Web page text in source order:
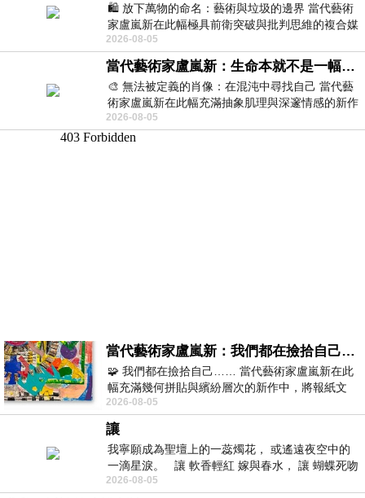
🛍️ 放下萬物的命名：藝術與垃圾的邊界 當代藝術
家盧嵐新在此幅極具前衛突破與批判思維的複合媒
材新作中，直接將被大眾定義為廢棄物
2026-08-05
當代藝術家盧嵐新：生命本就不是一幅能被定義的肖像，在混亂與交疊中拼湊完整的靈魂
🎨 無法被定義的肖像：在混沌中尋找自己 當代藝
術家盧嵐新在此幅充滿抽象肌理與深邃情感的新作
中，以灰白為基底，交織著塗抹、刮擦與
2026-08-05
當代藝術家盧嵐新：我們都在撿拾自己，將散落的情緒與碎片，拼回生命完整的輪廓
🧩 我們都在撿拾自己…… 當代藝術家盧嵐新在此
幅充滿幾何拼貼與繽紛層次的新作中，將報紙文
字、彩色剪紙與明亮顏料層層
2026-08-05
讓
我寧願成為聖壇上的一蕊燭花， 或遙遠夜空中的
一滴星淚。 讓 軟香輕紅 嫁與春水， 讓 蝴蝶死吻
夏日最後一瓣玫瑰， 讓
2026-08-05